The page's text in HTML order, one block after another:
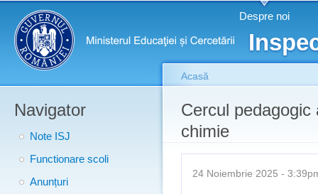
Meniu principal Despre noi
Navigator
Note ISJ
Functionare scoli
Anunțuri
Eşti aici
Acasă
Cercul
chimie
24 Noiembrie 2025 -